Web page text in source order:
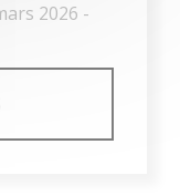
2026 -